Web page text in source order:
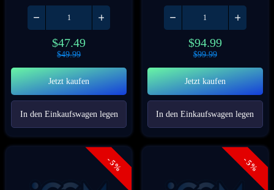
$47.49
$49.99
Jetzt kaufen
In den Einkaufswagen legen
$94.99
$99.99
Jetzt kaufen
In den Einkaufswagen legen
- 5% - 5%